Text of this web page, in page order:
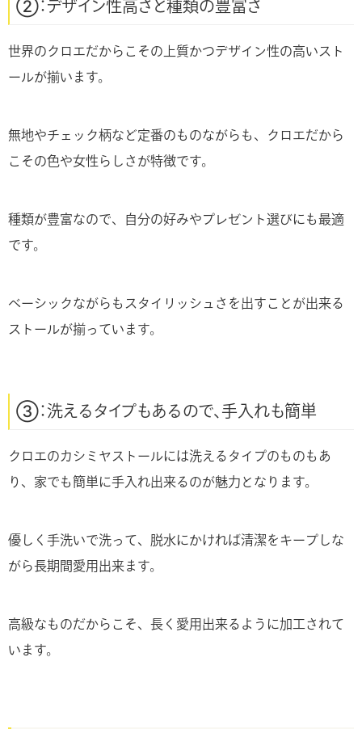
②：デザイン性高さと種類の豊富さ
世界のクロエだからこその上質かつデザイン性の高いスト
ールが揃います。
無地やチェック柄など定番のものながらも、クロエだから
こその色や女性らしさが特徴です。
種類が豊富なので、自分の好みやプレゼント選びにも最適
です。
ベーシックながらもスタイリッシュさを出すことが出来る
ストールが揃っています。
③：洗えるタイプもあるので、手入れも簡単
クロエのカシミヤストールには洗えるタイプのものもあ
り、家でも簡単に手入れ出来るのが魅力となります。
優しく手洗いで洗って、脱水にかければ清潔をキープしな
がら長期間愛用出来ます。
高級なものだからこそ、長く愛用出来るように加工されて
います。